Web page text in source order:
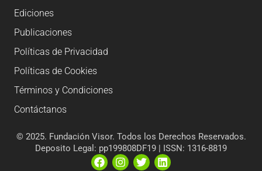
Ediciones
Publicaciones
Políticas de Privacidad
Políticas de Cookies
Términos y Condiciones
Contáctanos
© 2025. Fundación Visor. Todos los Derechos Reservados.
Deposito Legal: pp199808DF19 | ISSN: 1316-8819